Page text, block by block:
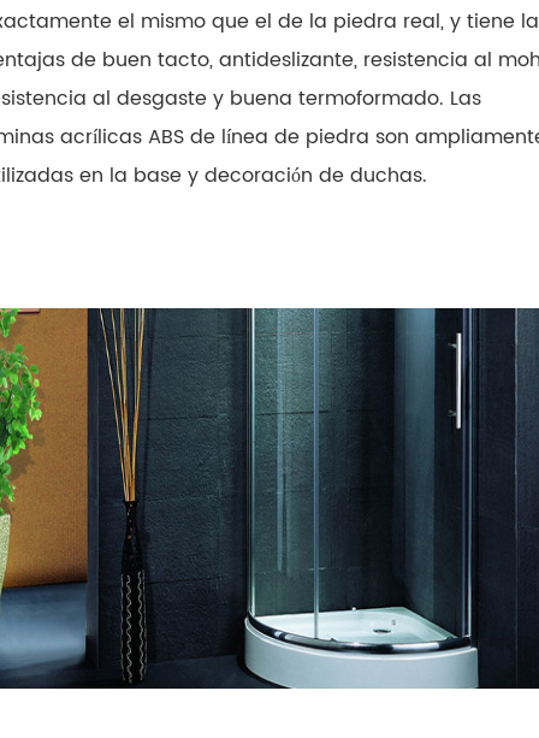
el mismo que el de la piedra real, y tiene
de buen tacto, antideslizante, resistencia al
al desgaste y buena termoformado. Las
acrílicas ABS de línea de piedra son
en la base y decoración de duchas.